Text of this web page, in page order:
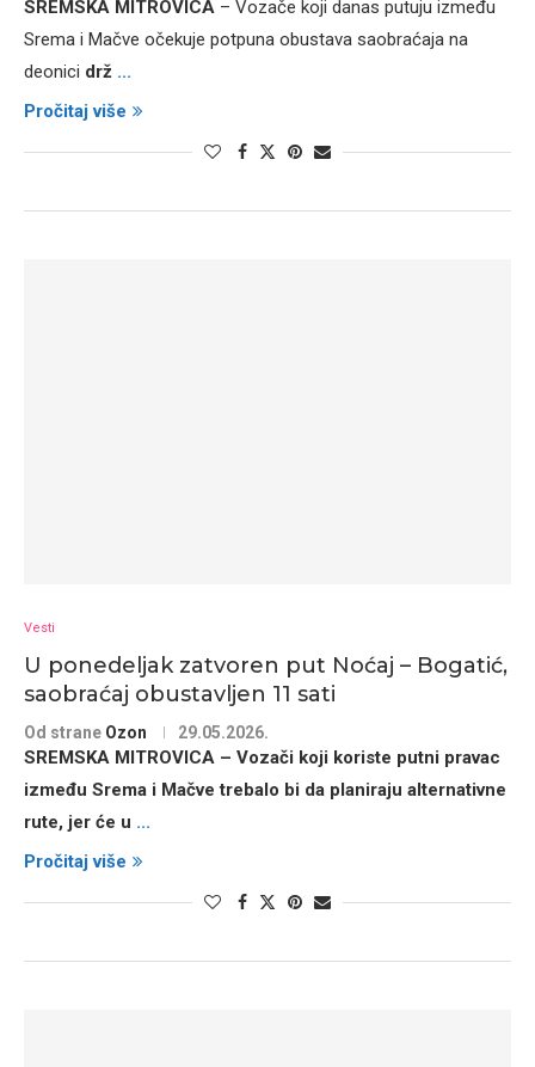
SREMSKA MITROVICA – Vozače koji danas putuju između
Srema i Mačve očekuje potpuna obustava saobraćaja na
deonici drž ...
Pročitaj više
Vesti
U ponedeljak zatvoren put Noćaj – Bogatić,
saobraćaj obustavljen 11 sati
Od strane Ozon 29.05.2026.
SREMSKA MITROVICA – Vozači koji koriste putni pravac
između Srema i Mačve trebalo bi da planiraju alternativne
rute, jer će u ...
Pročitaj više